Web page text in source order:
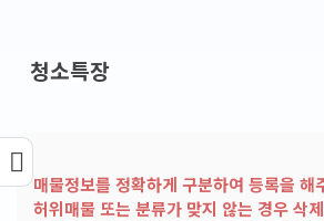
청소특장
매물정보를 정확하게 구분하여 등록을 해
허위매물 또는 분류가 맞지 않는 경우 삭